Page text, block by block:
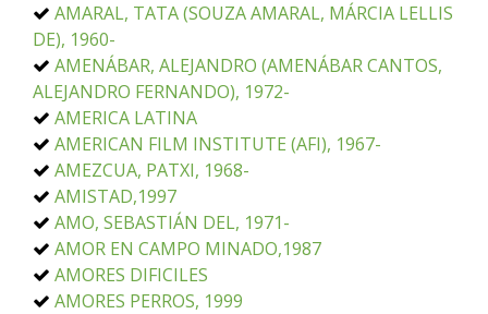
AMARAL, TATA (SOUZA AMARAL, MÁRCIA LELLIS
DE), 1960-
AMENÁBAR, ALEJANDRO (AMENÁBAR CANTOS,
ALEJANDRO FERNANDO), 1972-
AMERICA LATINA
AMERICAN FILM INSTITUTE (AFI), 1967-
AMEZCUA, PATXI, 1968-
AMISTAD,1997
AMO, SEBASTIÁN DEL, 1971-
AMOR EN CAMPO MINADO,1987
AMORES DIFICILES
AMORES PERROS, 1999